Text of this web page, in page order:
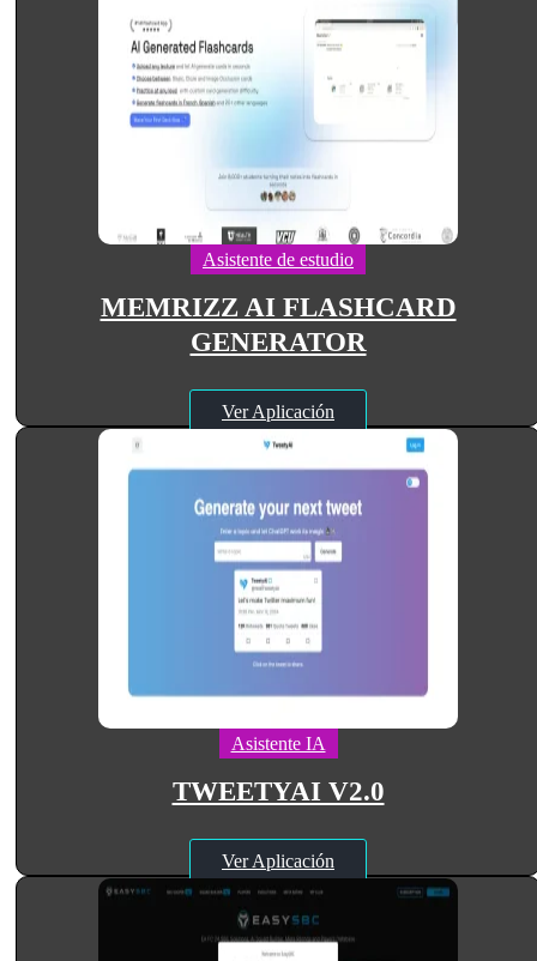
Asistente de estudio
MEMRIZZ AI FLASHCARD
GENERATOR
Ver Aplicación
Asistente IA
TWEETYAI V2.0
Ver Aplicación